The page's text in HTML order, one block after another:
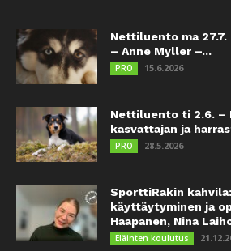
Nettiluento ma
– Anne Myller –...
PRO 15.6.2026
Nettiluento ti 2.6. –
kasvattajan ja
PRO 28.5.2026
SporttiRakin
käyttäytyminen ja
Haapanen, Nina
Eläinten koulutus